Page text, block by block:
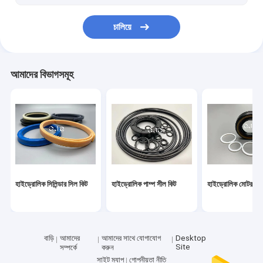
চালিয়ে
আমাদের বিভাগসমূহ
হাইড্রোলিক সিলিন্ডার সিল কিট হাইড্রোলিক পাম্প সীল কিট হাইড্রোলিক মোটর
বাড়ি
আমাদের
সম্পর্কে
আমাদের সাথে যোগাযোগ
করুন
Desktop
Site
সাইট ম্যাপ
গোপনীয়তা নীতি